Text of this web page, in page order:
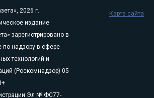
2026 г.
издание
зарегистрировано в
надзору в сфере
технологий и
(Роскомнадзор) 05
Эл № ФС77-
Карта сайта